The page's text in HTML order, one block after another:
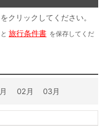
クリックしてください。
旅行条件書 を保存してくだ
02月 03月